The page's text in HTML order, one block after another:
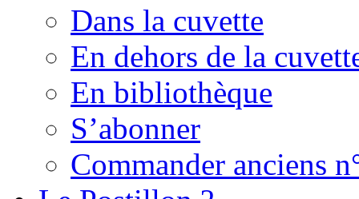
Dans la cuvette
En dehors de la
En bibliothèque
S’abonner
Commander anciens